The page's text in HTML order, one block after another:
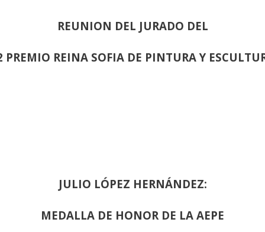
REUNION DEL JURADO DEL
PREMIO REINA SOFIA DE PINTURA Y
JULIO LÓPEZ HERNÁNDEZ:
MEDALLA DE HONOR DE LA AEPE